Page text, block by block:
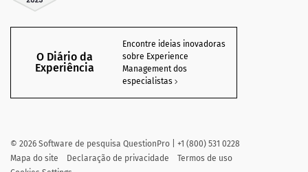
O Diário da
Experiência
Encontre ideias inovadoras
sobre Experience
Management dos
especialistas
© 2026 Software de pesquisa QuestionPro | +1 (800) 531 0228
Mapa do site
Declaração de privacidade
Termos de uso